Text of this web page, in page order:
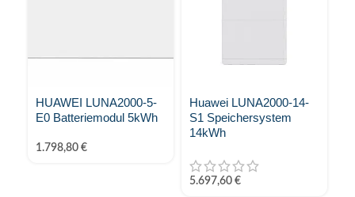
HUAWEI LUNA2000-5-
E0 Batteriemodul 5kWh
1.798,80 €
Huawei LUNA2000-14-
S1 Speichersystem
14kWh
5.697,60 €